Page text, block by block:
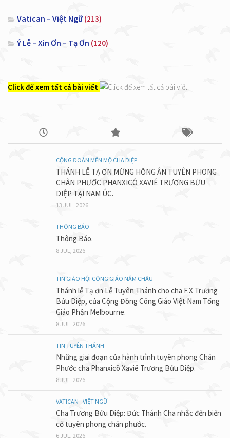
Vatican – Việt Ngữ(213)
Ý Lễ – Xin Ơn – Tạ Ơn (120)
Click để xem tất cả bài viết
CỘNG ĐOÀN MẾN MỘ CHA DIỆP
THÁNH LỄ TẠ ƠN MỪNG HỒNG ÂN TUYÊN PHONG
CHÂN PHƯỚC PHANXICÔ XAVIÊ TRƯƠNG BỬU
DIỆP TẠI NAM ÚC.
13 JUL, 2026
THÔNG BÁO
Thông Báo.
8 JUL, 2026
TIN GIÁO HỘI CÔNG GIÁO NĂM CHÂU
Thánh lễ Tạ ơn Lễ Tuyên Thánh cho cha F.X Trương
Bửu Diệp, của Cộng Đồng Công Giáo Việt Nam Tổng
Giáo Phận Melbourne.
8 JUL, 2026
TIN TUYÊN THÁNH
Những giai đoạn của hành trình tuyên phong Chân
Phước cha Phanxicô Xaviê Trương Bửu Diệp.
8 JUL, 2026
VATICAN - VIỆT NGỮ
Cha Trương Bửu Diệp: Đức Thánh Cha nhắc đến biến
cố tuyên phong chân phước.
6 JUL, 2026